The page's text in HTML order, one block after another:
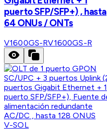
puerto SFP/SFP+) , hasta
64 ONUs / ONTs
V1600GS-RV1600GS-R
V-SOL